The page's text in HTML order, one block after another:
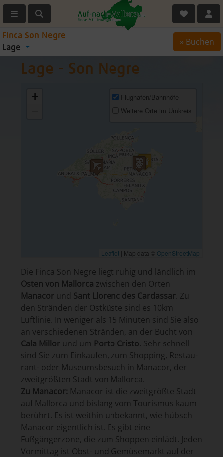
Lage - Son Negre
+
Flughafen/Bahnhöfe
Weitere Orte im Umkreis
Leaflet | Map data © OpenStreetMap
Die Finca Son Negre liegt ruhig und ländlich im
Osten von Mallorca zwischen den Orten
Manacorund Sant Llorenc des Cardassar. Zu
den Strän­den der Ostküste sind es 10km
Luftlinie. In weniger als 15 Minuten sind Sie also
an verschiedenen Stränden, an der Bucht von
Cala Millorund um Porto Cristo. Sehr schnell
sind Sie zum Einkaufen, zum Shopping, Restau­
rant- oder Museumsbesuch in Manacor, der
zweit­größten Stadt von Mallorca.
Zu Manacor: Manacor ist die zweitgrößte Stadt
auf Mallorca und bislang vom Tourismus kaum
berührt. Es ist weithin unbekannt, wie hübsch
Manacor eigentlich ist. Es gibt eine
Fußgängerzone, die zum Shoppen einlädt. Jeden
Vormittag ist Obst- und Gemüse­markt auf der
Finca Son Negre
Lage
» Buchen